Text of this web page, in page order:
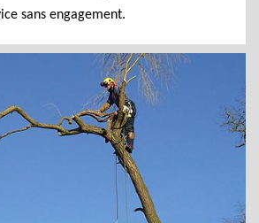
sans engagement.